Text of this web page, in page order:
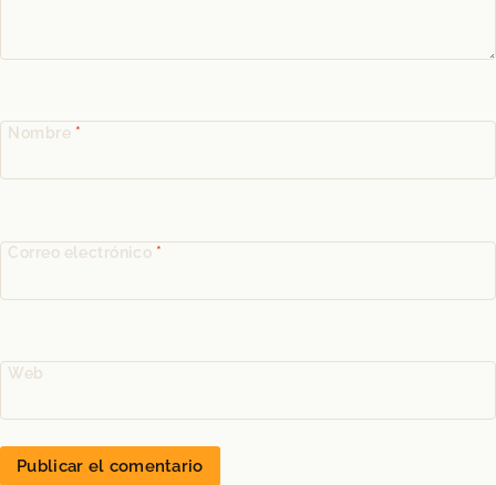
Nombre *
Correo electrónico *
Web